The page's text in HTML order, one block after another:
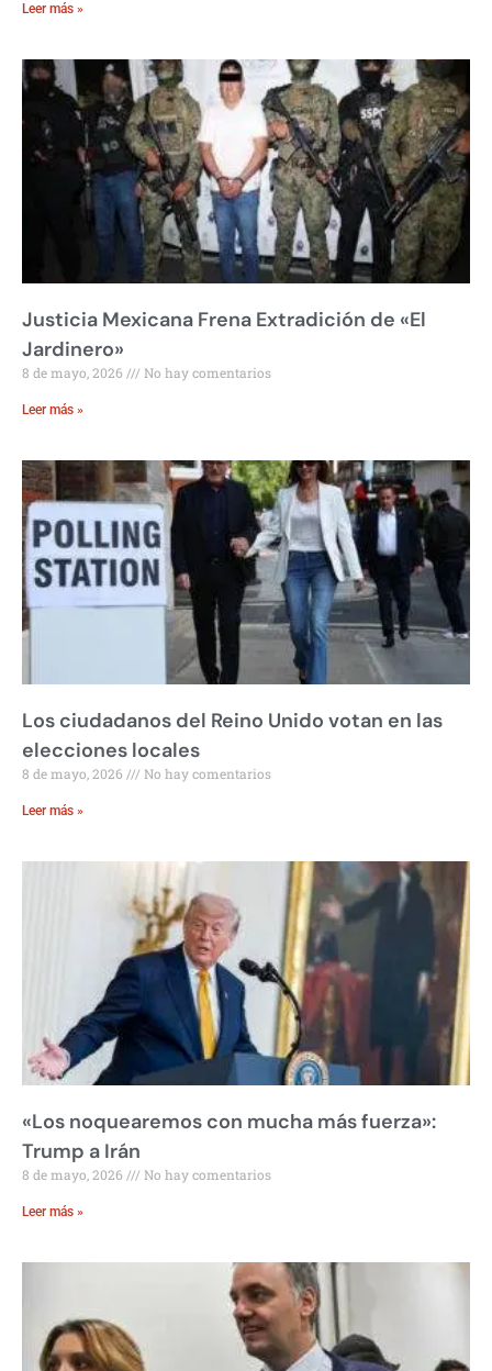
Leer más »
Justicia Mexicana Frena Extradición de «El
Jardinero»
8 de mayo, 2026 No hay comentarios
Leer más »
Los ciudadanos del Reino Unido votan en las
elecciones locales
8 de mayo, 2026 No hay comentarios
Leer más »
«Los noquearemos con mucha más fuerza»:
Trump a Irán
8 de mayo, 2026 No hay comentarios
Leer más »